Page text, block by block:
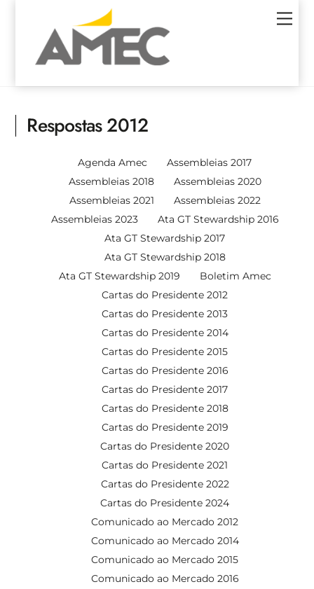
Respostas 2012
Agenda Amec
Assembleias 2017
Assembleias 2018
Assembleias 2020
Assembleias 2021
Assembleias 2022
Assembleias 2023
Ata GT Stewardship 2016
Ata GT Stewardship 2017
Ata GT Stewardship 2018
Ata GT Stewardship 2019
Boletim Amec
Cartas do Presidente 2012
Cartas do Presidente 2013
Cartas do Presidente 2014
Cartas do Presidente 2015
Cartas do Presidente 2016
Cartas do Presidente 2017
Cartas do Presidente 2018
Cartas do Presidente 2019
Cartas do Presidente 2020
Cartas do Presidente 2021
Cartas do Presidente 2022
Cartas do Presidente 2024
Comunicado ao Mercado 2012
Comunicado ao Mercado 2014
Comunicado ao Mercado 2015
Comunicado ao Mercado 2016